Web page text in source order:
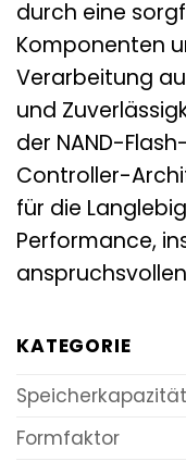
durch eine
Komponenten
Verarbeitung
und
der NAND-
Controller-
für die
Performance,
KATEGORIE
Speicherkapazität
Formfaktor